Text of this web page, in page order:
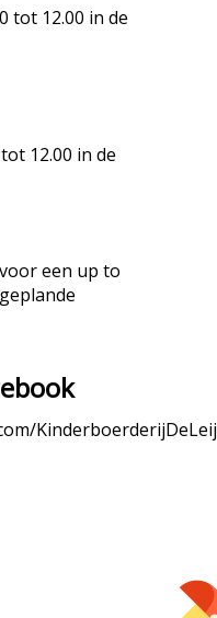
tot 12.00 in de
12.00 in de
een up to